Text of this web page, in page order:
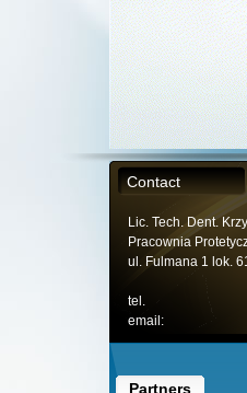
Contact
Lic. Tech. Dent.
Pracownia
ul. Fulmana 1 lok.
tel.
email:
Partners